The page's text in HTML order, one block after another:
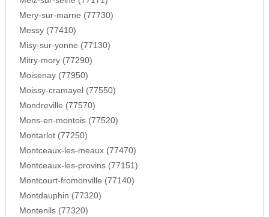
Mery-sur-marne (77730)
Messy (77410)
Misy-sur-yonne (77130)
Mitry-mory (77290)
Moisenay (77950)
Moissy-cramayel (77550)
Mondreville (77570)
Mons-en-montois (77520)
Montarlot (77250)
Montceaux-les-meaux (77470)
Montceaux-les-provins (77151)
Montcourt-fromonville (77140)
Montdauphin (77320)
Montenils (77320)